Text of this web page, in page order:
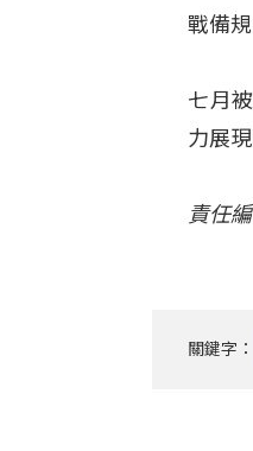
戰備
七月
力展
責任
關鍵字：